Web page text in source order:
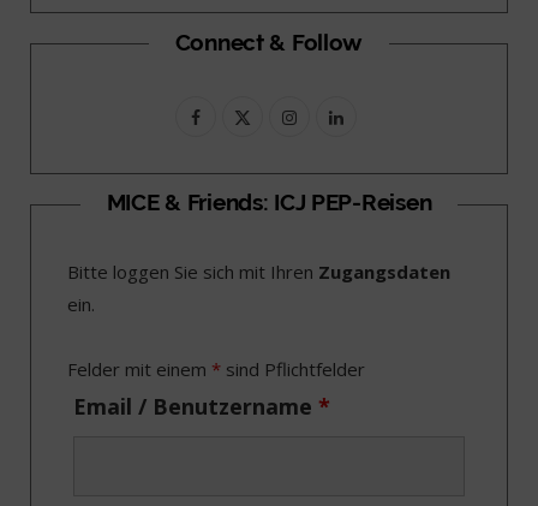
Connect & Follow
F
c
b
k
T
i
e
I
s
a
r
a
L
n
e
I
MICE & Friends: ICJ PEP-Reisen
Bitte loggen Sie sich mit Ihren Zugangsdaten
ein.
Felder mit einem * sind Pflichtfelder
Email / Benutzername *